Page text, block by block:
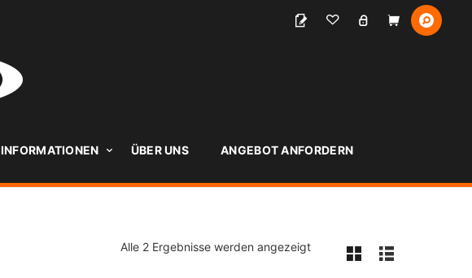
INFORMATIONEN ÜBER UNS ANGEBOT ANFORDERN
Alle 2 Ergebnisse werden angezeigt